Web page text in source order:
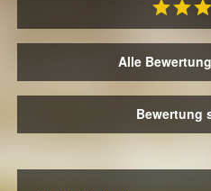
Alle
Bewertung